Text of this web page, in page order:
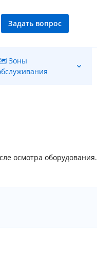
Задать вопрос
Зоны
осмотра оборудования.